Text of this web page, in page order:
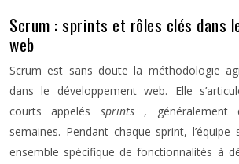
Scrum : sprints et rôles clés dans
web
Scrum est sans doute la méthodologie
dans le développement web. Elle
courts appelés sprints ,
semaines. Pendant chaque sprint,
ensemble spécifique de fonctionnalités à